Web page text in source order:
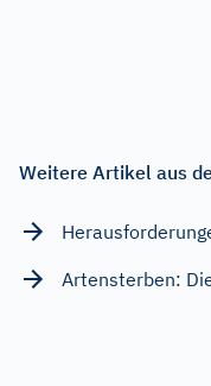
Weitere Artikel aus
Artensterben: